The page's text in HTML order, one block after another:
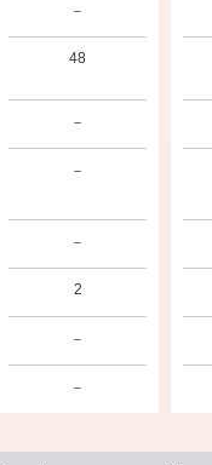
－
48
－
－
－
2
－
－